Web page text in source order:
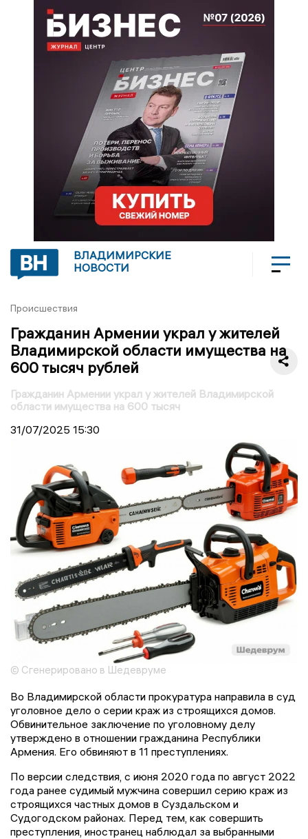
ВЛАДИМИРСКИЕ
НОВОСТИ
Происшествия
Гражданин Армении украл у жителей
Владимирской области имущества на
600 тысяч рублей
Гражданин Армении украл у жителей Владимирской
области имущества на 600 тысяч
31/07/2025 15:30
© Сгенерировано в Шедевруме
Во Владимирской области прокуратура направила в суд
уголовное дело о серии краж из строящихся домов.
Обвинительное заключение по уголовному делу
утверждено в отношении гражданина Республики
Армения. Его обвиняют в 11 преступлениях.
По версии следствия, с июня 2020 года по август 2022
года ранее судимый мужчина совершил серию краж из
строящихся частных домов в Суздальском и
Судогодском районах. Перед тем, как совершить
преступления, иностранец наблюдал за выбранными